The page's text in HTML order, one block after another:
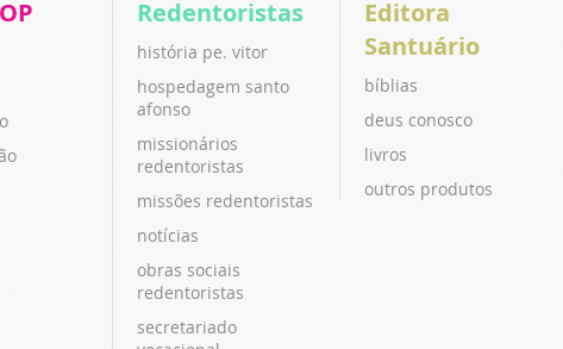
Redentoristas
história pe. vitor
hospedagem santo
afonso
missionários
redentoristas
missões redentoristas
notícias
obras sociais
redentoristas
secretariado
Editora
Santuário
bíblias
deus conosco
livros
outros produtos